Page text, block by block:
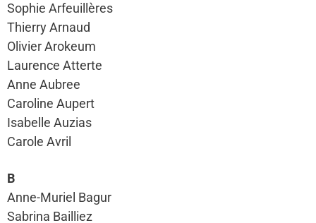
Sophie Arfeuillères
Thierry Arnaud
Olivier Arokeum
Laurence Atterte
Anne Aubree
Caroline Aupert
Isabelle Auzias
Carole Avril
B
Anne-Muriel Bagur
Sabrina Bailliez